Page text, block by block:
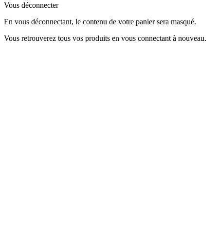
Vous déconnecter
En vous déconnectant, le contenu de votre panier sera masqué.
Vous retrouverez tous vos produits en vous connectant à nouveau.